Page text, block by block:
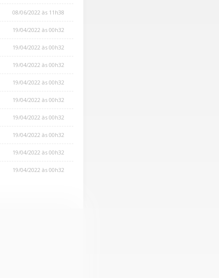
08/06/2022 às 11h38
19/04/2022 às 00h32
19/04/2022 às 00h32
19/04/2022 às 00h32
19/04/2022 às 00h32
19/04/2022 às 00h32
19/04/2022 às 00h32
19/04/2022 às 00h32
19/04/2022 às 00h32
19/04/2022 às 00h32